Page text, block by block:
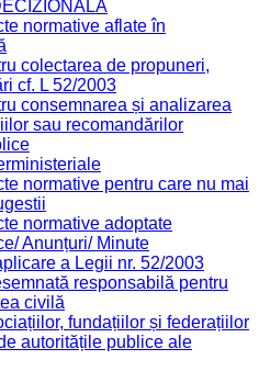
normative aflate în
colectarea de propuneri,
cf. L 52/2003
consemnarea și analizarea
sau recomandărilor
normative pentru care nu mai
normative adoptate
Anunțuri/ Minute
a Legii nr. 52/2003
responsabilă pentru
civilă
fundațiilor și federațiilor
autoritățile publice ale